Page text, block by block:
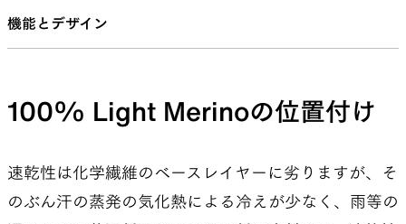
機能とデザイン
100% Light Merinoの位置付け
速乾性は化学繊維のベースレイヤーに劣りますが、そ
のぶん汗の蒸発の気化熱による冷えが少なく、雨等の